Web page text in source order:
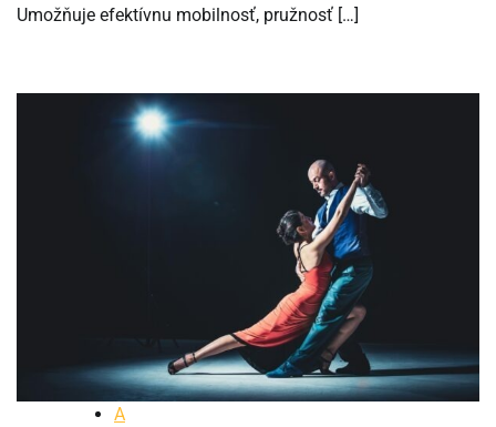
Umožňuje efektívnu mobilnosť, pružnosť […]
A